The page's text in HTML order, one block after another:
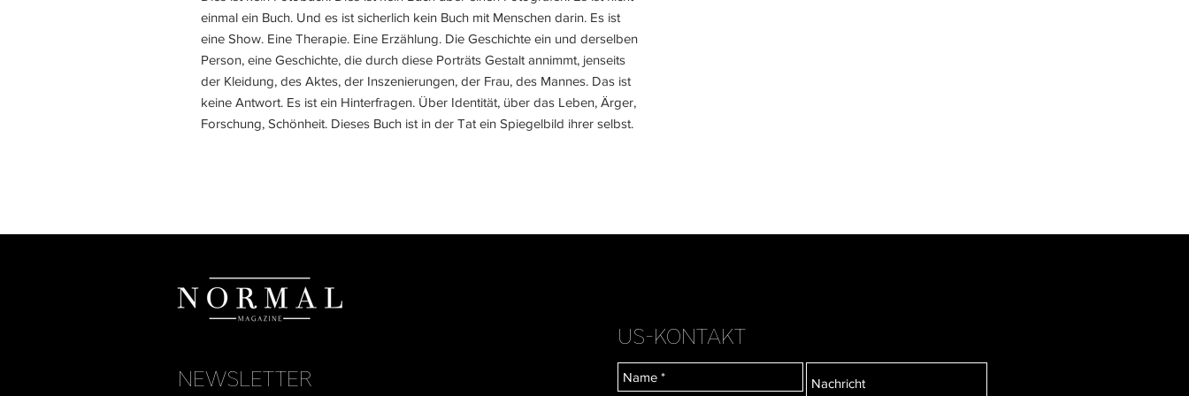
einmal ein Buch. Und es ist sicherlich kein Buch mit Menschen darin. Es ist
eine Show. Eine Therapie. Eine Erzählung. Die Geschichte ein und derselben
Person, eine Geschichte, die durch diese Porträts Gestalt annimmt, jenseits
der Kleidung, des Aktes, der Inszenierungen, der Frau, des Mannes. Das ist
keine Antwort. Es ist ein Hinterfragen. Über Identität, über das Leben, Ärger,
Forschung, Schönheit. Dieses Buch ist in der Tat ein Spiegelbild ihrer selbst.
NEWSLETTER
US-KONTAKT